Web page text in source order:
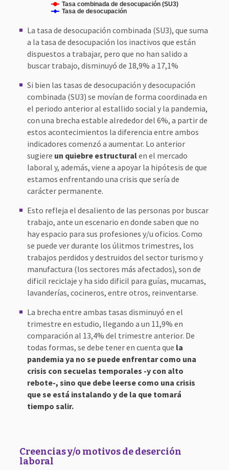
Tasa combinada de desocupación (SU3)
Tasa de desocupación
La tasa de desocupación combinada (SU3), que suma
a la tasa de desocupación los inactivos que están
dispuestos a trabajar, pero que no han salido a
buscar trabajo, disminuyó de 18,9% a 17,1%
Si bien las tasas de desocupación y desocupación
combinada (SU3) se movían de forma coordinada en
el periodo anterior al estallido social y la pandemia,
con una brecha estable alrededor del 6%, a partir de
estos acontecimientos la diferencia entre ambos
indicadores comenzó a aumentar. Lo anterior
sugiere un quiebre estructuralen el mercado
laboral y, además, viene a apoyar la hipótesis de que
estamos enfrentando una crisis que sería de
carácter permanente.
Esto refleja el desaliento de las personas por buscar
trabajo, ante un escenario en donde saben que no
hay espacio para sus profesiones y/u oficios. Como
se puede ver durante los úlitmos trimestres, los
trabajos perdidos y destruidos del sector turismo y
manufactura (los sectores más afectados), son de
dificil reciclaje y ha sido dificil para guías, mucamas,
lavanderías, cocineros, entre otros, reinventarse.
La brecha entre ambas tasas disminuyó en el
trimestre en estudio, llegando a un 11,9% en
comparación al 13,4% del trimestre anterior. De
todas formas, se debe tener en cuenta que la
pandemia ya no se puede enfrentar como una
crisis con secuelas temporales -y con alto
rebote-, sino que debe leerse como una crisis
que se está instalando y de la que tomará
tiempo salir.
Creencias y/o motivos de deserción
laboral